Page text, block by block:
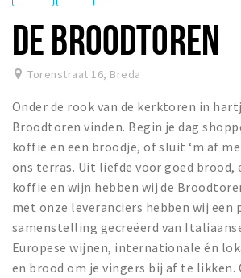
Bezienswaardigheden
Musea, theaters & podia
Uitjes & activiteiten
Toeristische routes
Natuurgebieden
Baroniepoorten
Sport
Privacy
DE BROODTOREN
Torenstraat 16, Breda
Onder de rook van de kerktoren in
Broodtoren vinden. Begin je dag
koffie en een broodje, of sluit ‘m af
ons terras. Uit liefde voor goed brood,
koffie en wijn hebben wij de
met onze leveranciers hebben wij een
samenstelling gecreëerd van
Europese wijnen, internationale én
en brood om je vingers bij af te likken.